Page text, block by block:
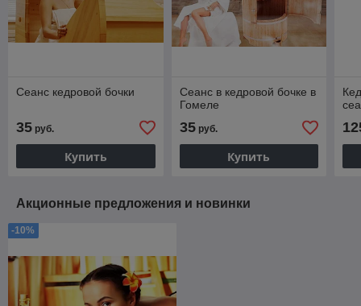
Сеанс кедровой бочки
35 руб.
Купить
Сеанс в кедровой бочке в
Гомеле
35руб.
Купить
Акционные предложения и новинки
-10%